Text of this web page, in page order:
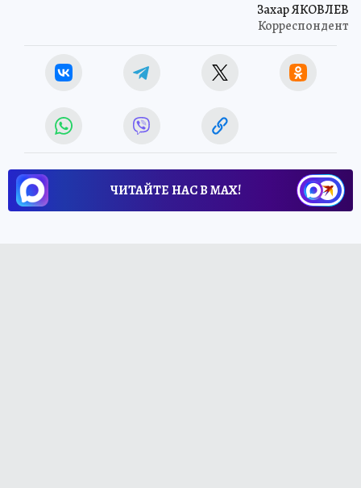
Захар ЯКОВЛЕВ
Корреспондент
ЧИТАЙТЕ НАС В МАХ!